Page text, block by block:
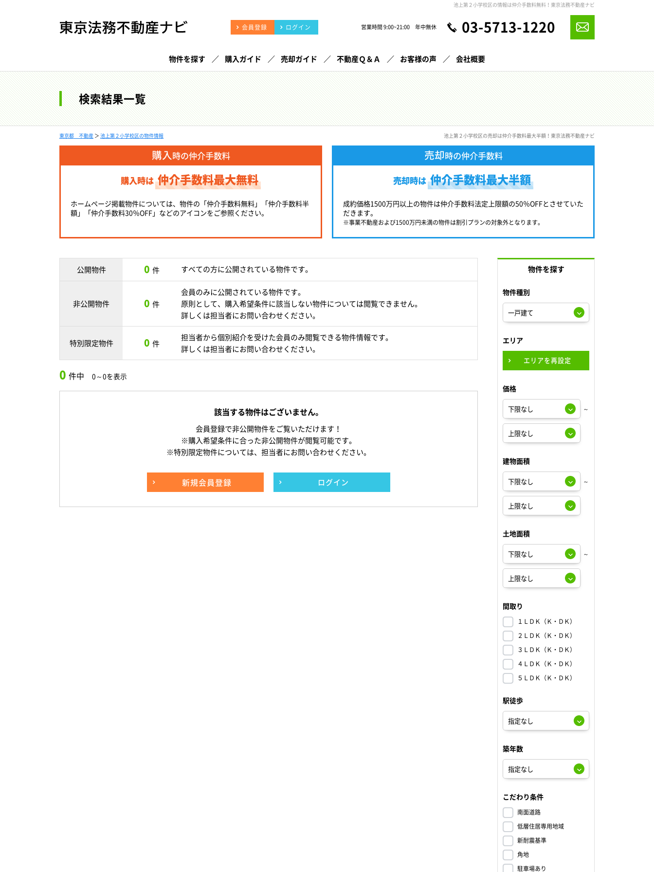
池上第２小学校区の情報は仲介手数料無料！東京法務不動産ナビ
会員登録 ログイン 営業時間 9:00~21:00 年中無休 03-5713-1220
物件を探す 購入ガイド 売却ガイド 不動産Ｑ＆Ａ お客様の声 会社概要
検索結果一覧
東京都 不動産 ＞ 池上第２小学校区の物件情報 池上第２小学校区の売却は仲介手数料最大半額！東京法務不動産ナビ
購入時の仲介手数料
購入時は 仲介手数料最大無料
ホームページ掲載物件については、物件の「仲介手数料無料」「仲介手数料半
額」「仲介手数料30％OFF」などのアイコンをご参照ください。
売却時の仲介手数料
売却時は 仲介手数料最大半額
成約価格1500万円以上の物件は仲介手数料法定上限額の50％OFFとさせていた
だきます。
※事業不動産および1500万円未満の物件は割引プランの対象外となります。
公開物件 0 件 すべての方に公開されている物件です。
非公開物件 0 件
会員のみに公開されている物件です。
原則として、購入希望条件に該当しない物件については閲覧できません。
詳しくは担当者にお問い合わせください。
特別限定物件 0 件
担当者から個別紹介を受けた会員のみ閲覧できる物件情報です。
詳しくは担当者にお問い合わせください。
0 件中 0～0を表示
該当する物件はございません。
会員登録で非公開物件をご覧いただけます！
※購入希望条件に合った非公開物件が閲覧可能です。
※特別限定物件については、担当者にお問い合わせください。
新規会員登録 ログイン
物件を探す
物件種別
エリア
エリアを再設定
価格
～
建物面積
～
土地面積
～
間取り
１ＬＤＫ（Ｋ・ＤＫ）
２ＬＤＫ（Ｋ・ＤＫ）
３ＬＤＫ（Ｋ・ＤＫ）
４ＬＤＫ（Ｋ・ＤＫ）
５ＬＤＫ（Ｋ・ＤＫ）
駅徒歩
築年数
こだわり条件
南面道路
低層住居専用地域
新耐震基準
角地
駐車場あり